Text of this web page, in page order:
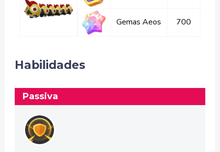
Gemas Aeos 700
Habilidades
Passiva